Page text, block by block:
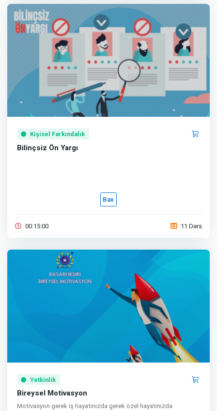
Kişisel Farkındalık
Bilinçsiz Ön Yargı
Bax
00:15:00 11 Dərs
Yetkinlik
Bireysel Motivasyon
Motivasyon gerek iş hayatınızda gerek özel hayatınızda